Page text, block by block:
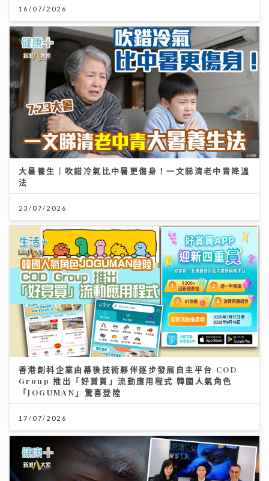
大暑養生｜吹錯冷氣比中暑更傷身！一文睇清老中青降溫
法
23/07/2026
香港創科企業由幕後技術夥伴逐步發展自主平台 COD
Group 推出「好賞買」流動應用程式 韓國人氣角色
「JOGUMAN」驚喜登陸
17/07/2026
【妙「搜」仁心】視力被「偷走」無聲無息？中大教授拆